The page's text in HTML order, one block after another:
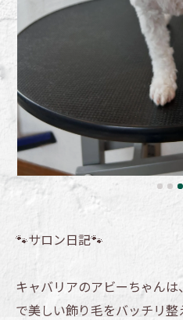
🐾サロン日記🐾
キャバリアのアビーちゃん
で美しい飾り毛をバッチリ整